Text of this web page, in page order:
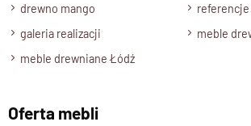
brąz,
ciemny brąz
naturalny palisander oraz naturalne
dzięki czemu każde krzesło jest unikalne.
drewno mango
referencje
galeria realizacji
meble
meble drewniane Łódź
Oferta mebli